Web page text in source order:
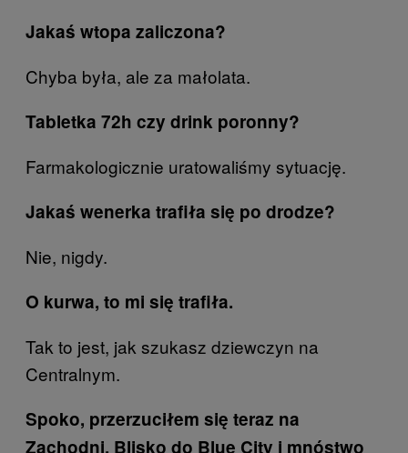
Jakaś wtopa zaliczona?
Chyba była, ale za małolata.
Tabletka 72h czy drink poronny?
Farmakologicznie uratowaliśmy sytuację.
Jakaś wenerka trafiła się po drodze?
Nie, nigdy.
O kurwa, to mi się trafiła.
Tak to jest, jak szukasz dziewczyn na
Centralnym.
Spoko, przerzuciłem się teraz na
Zachodni. Blisko do Blue City i mnóstwo